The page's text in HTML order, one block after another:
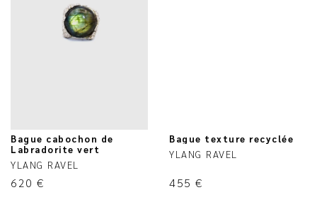
Bague cabochon de
Labradorite vert
YLANG RAVEL
620 €
Bague texture recyclée
YLANG RAVEL
455 €